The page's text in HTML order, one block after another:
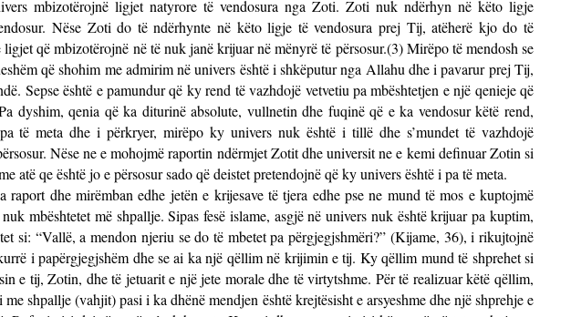
mbizotërojnë ligjet natyrore të vendosura nga Zoti. Zoti nuk ndërhyn në këto ligje
Nëse Zoti do të ndërhynte në këto ligje të vendosura prej Tij, atëherë kjo do të
që mbizotërojnë në të nuk janë krijuar në mënyrë të përsosur.(3) Mirëpo të mendosh se
që shohim me admirim në univers është i shkëputur nga Allahu dhe i pavarur prej Tij,
Sepse është e pamundur që ky rend të vazhdojë vetvetiu pa mbështetjen e një qenieje që
dyshim, qenia që ka diturinë absolute, vullnetin dhe fuqinë që e ka vendosur këtë rend,
të meta dhe i përkryer, mirëpo ky univers nuk është i tillë dhe s’mundet të vazhdojë
Nëse ne e mohojmë raportin ndërmjet Zotit dhe universit ne e kemi definuar Zotin si
atë qe është jo e përsosur sado që deistet pretendojnë që ky univers është i pa të meta.
raport dhe mirëmban edhe jetën e krijesave të tjera edhe pse ne mund të mos e kuptojmë
mbështetet më shpallje. Sipas fesë islame, asgjë në univers nuk është krijuar pa kuptim,
si: “Vallë, a mendon njeriu se do të mbetet pa përgjegjshmëri?” (Kijame, 36), i rikujtojnë
i papërgjegjshëm dhe se ai ka një qëllim në krijimin e tij. Ky qëllim mund të shprehet si
e tij, Zotin, dhe të jetuarit e një jete morale dhe të virtytshme. Për të realizuar këtë qëllim,
shpallje (vahjit) pasi i ka dhënë mendjen është krejtësisht e arsyeshme dhe një shprehje e